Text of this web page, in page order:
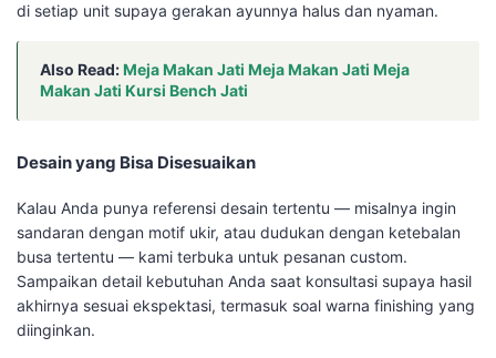
di setiap unit supaya gerakan ayunnya halus dan nyaman.
Also Read:Meja Makan Jati Meja Makan Jati Meja
Makan Jati Kursi Bench Jati
Desain yang Bisa Disesuaikan
Kalau Anda punya referensi desain tertentu — misalnya ingin
sandaran dengan motif ukir, atau dudukan dengan ketebalan
busa tertentu — kami terbuka untuk pesanan custom.
Sampaikan detail kebutuhan Anda saat konsultasi supaya hasil
akhirnya sesuai ekspektasi, termasuk soal warna finishing yang
diinginkan.